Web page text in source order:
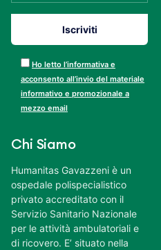
Ho letto l’informativa e
acconsento all’invio del materiale
informativo e promozionale a
mezzo email
Chi Siamo
Humanitas Gavazzeni è un
ospedale polispecialistico
privato accreditato con il
Servizio Sanitario Nazionale
per le attività ambulatoriali e
di ricovero. E’ situato nella